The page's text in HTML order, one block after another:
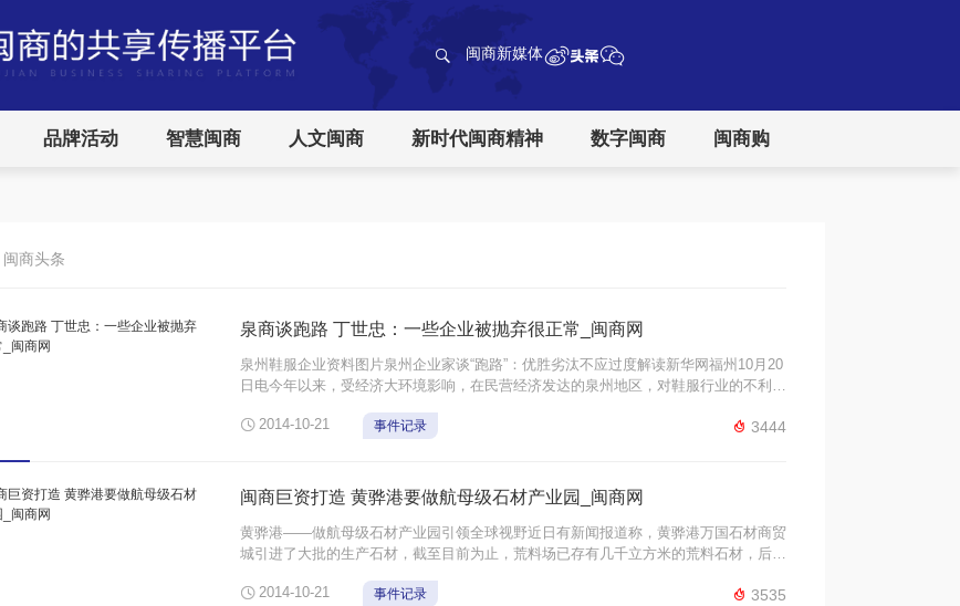
闽商新媒体
品牌活动 智慧闽商 人文闽商 新时代闽商精神 数字闽商 闽商购
闽商头条
泉商谈跑路 丁世忠：一些企业被抛弃很正常_闽商网
泉州鞋服企业资料图片泉州企业家谈“跑路”：优胜劣汰不应过度解读新华网福州10月20
日电今年以来，受经济大环境影响，在民营经济发达的泉州地区，对鞋服行业的不利传
华网福建频道记者采访时称，“跑路”只是个别现象，虽然有部分企业面临经 ...
 2014-10-21 事件记录  3444
闽商巨资打造 黄骅港要做航母级石材产业园_闽商网
黄骅港——做航母级石材产业园引领全球视野​近日有新闻报道称，黄骅港万国石材商贸
城引进了大批的生产石材，截至目前为止，荒料场已存有几千立方米的荒料石材，后期
续有一系列动作，黄骅港石材商贸城将有何重大举措?打造京津冀石材商贸城抢 ...
 2014-10-21 事件记录  3535